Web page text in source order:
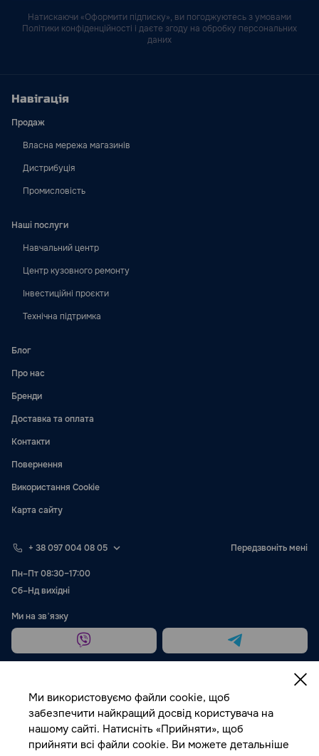
Натискаючи «Оформити підписку», ви погоджуютесь з умовами
Політики конфіденційності і даєте згоду на обробку персональних
даних
Навігація
Продаж
Власна мережа магазинів
Дистрибуція
Промисловість
Наші послуги
Навчальний центр
Центр кузовного ремонту
Інвестиційні проєкти
Технічна підтримка
Блог
Про нас
Бренди
Доставка та оплата
Контакти
Повернення
Використання Cookie
Карта сайту
+ 38 097 004 08 05 Передзвоніть мені
Пн–Пт 08:30–17:00
Сб–Нд вихідні
Ми на звʼязку
Публічна оферта
Ми використовуємо файли cookie, щоб
забезпечити найкращий досвід користувача на
нашому сайті. Натисніть «Прийняти», щоб
прийняти всі файли cookie. Ви можете детальніше